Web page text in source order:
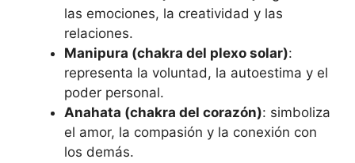
las emociones, la creatividad y las
relaciones.
Manipura (chakra del plexo solar):
representa la voluntad, la autoestima y el
poder personal.
Anahata (chakra del corazón): simboliza
el amor, la compasión y la conexión con
los demás.